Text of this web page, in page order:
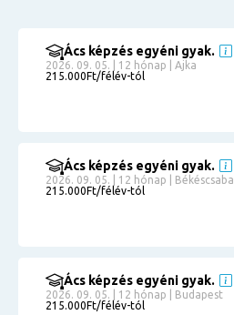
Ács képzés egyéni gyak.
2026. 09. 05. | 12 hónap | Ajka
215.000Ft/félév-tól
Ács képzés egyéni gyak.
2026. 09. 05. | 12 hónap | Békéscsaba
215.000Ft/félév-tól
Ács képzés egyéni gyak.
2026. 09. 05. | 12 hónap | Budapest
215.000Ft/félév-tól